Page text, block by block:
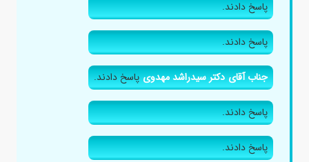
پاسخ دادند.
پاسخ دادند.
جناب آقای دکتر سیدراشد مهدویپاسخ دادند.
پاسخ دادند.
پاسخ دادند.